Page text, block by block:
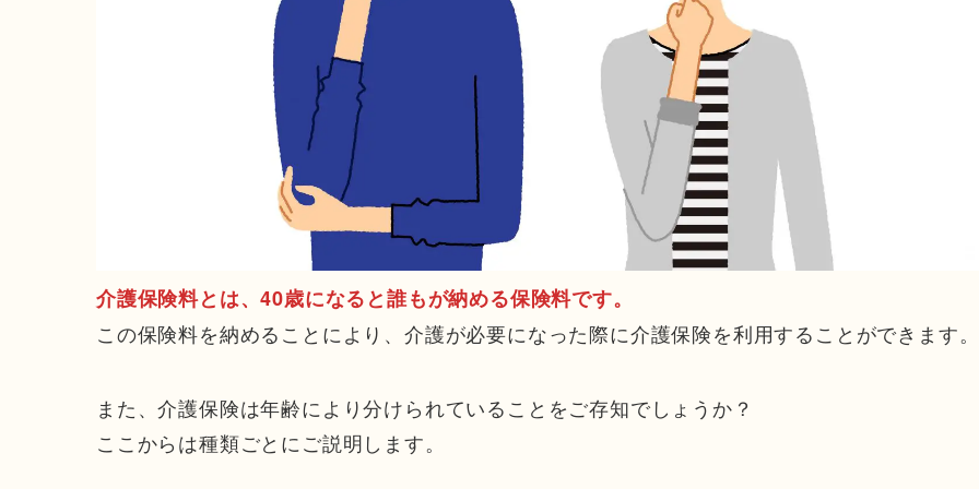
介護保険料とは、40歳になると誰もが納める保険料です。
この保険料を納めることにより、介護が必要になった際に介護保険を利用することができます。
また、介護保険は年齢により分けられていることをご存知でしょうか？
ここからは種類ごとにご説明します。